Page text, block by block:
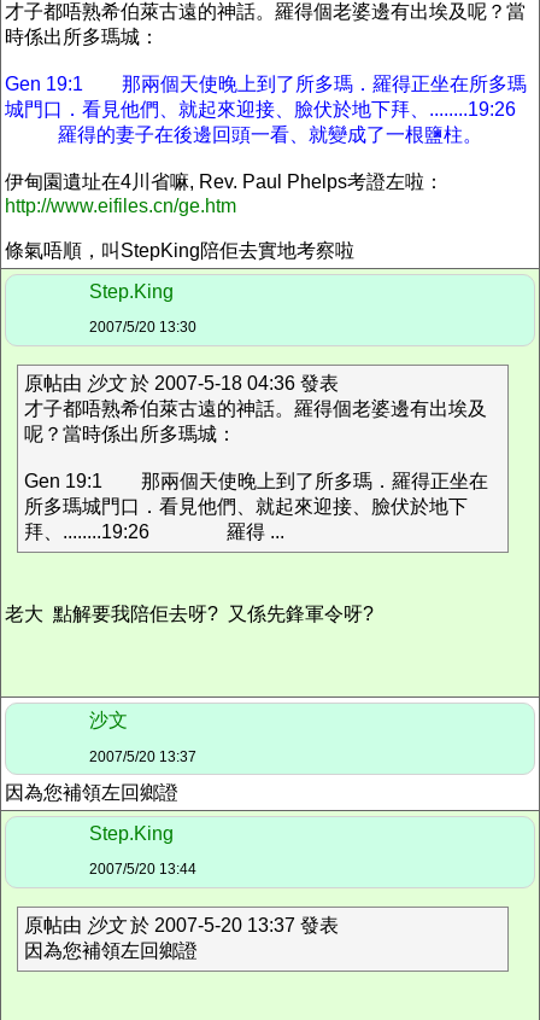
才子都唔熟希伯萊古遠的神話。羅得個老婆邊有出埃及呢？當
時係出所多瑪城：
Gen 19:1 那兩個天使晚上到了所多瑪．羅得正坐在所多瑪
城門口．看見他們、就起來迎接、臉伏於地下拜、........19:26
羅得的妻子在後邊回頭一看、就變成了一根鹽柱。
伊甸園遺址在4川省嘛, Rev. Paul Phelps考證左啦：
http://www.eifiles.cn/ge.htm
條氣唔順，叫StepKing陪佢去實地考察啦
Step.King
2007/5/20 13:30
原帖由 沙文於 2007-5-18 04:36 發表
才子都唔熟希伯萊古遠的神話。羅得個老婆邊有出埃及
呢？當時係出所多瑪城：
Gen 19:1 那兩個天使晚上到了所多瑪．羅得正坐在
所多瑪城門口．看見他們、就起來迎接、臉伏於地下
拜、........19:26 羅得 ...
老大 點解要我陪佢去呀? 又係先鋒軍令呀?
沙文
2007/5/20 13:37
因為您補領左回鄉證
Step.King
2007/5/20 13:44
原帖由 沙文於 2007-5-20 13:37 發表
因為您補領左回鄉證